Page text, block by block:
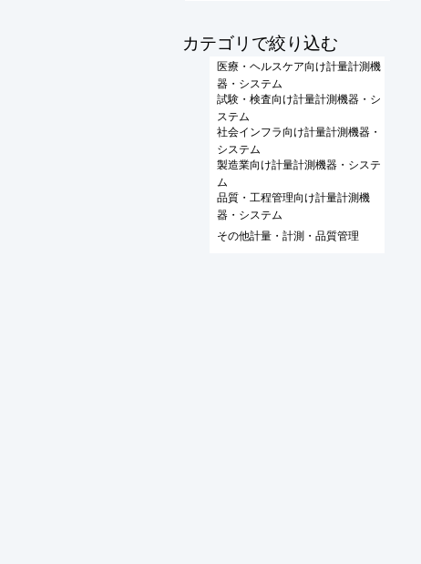
​カテゴリで絞り込む
医療・ヘルスケア向け計量計測機
器・システム
試験・検査向け計量計測機器・シ
ステム
社会インフラ向け計量計測機器・
システム
製造業向け計量計測機器・システ
ム
品質・工程管理向け計量計測機
器・システム
その他計量・計測・品質管理